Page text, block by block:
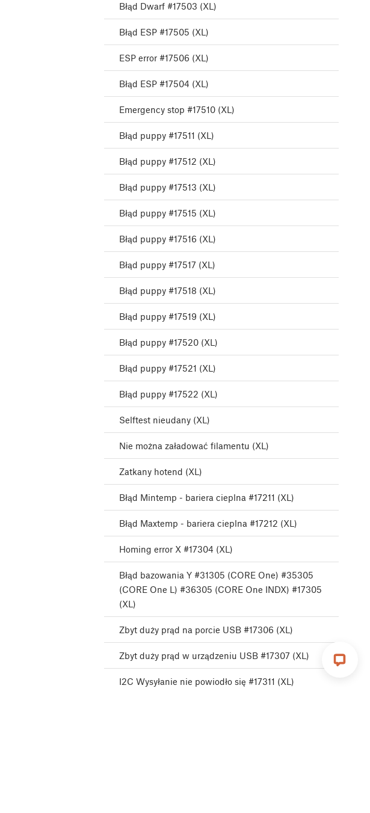
Błąd Dwarf #17503 (XL)
Błąd ESP #17505 (XL)
ESP error #17506 (XL)
Błąd ESP #17504 (XL)
Emergency stop #17510 (XL)
Błąd puppy #17511 (XL)
Błąd puppy #17512 (XL)
Błąd puppy #17513 (XL)
Błąd puppy #17515 (XL)
Błąd puppy #17516 (XL)
Błąd puppy #17517 (XL)
Błąd puppy #17518 (XL)
Błąd puppy #17519 (XL)
Błąd puppy #17520 (XL)
Błąd puppy #17521 (XL)
Błąd puppy #17522 (XL)
Selftest nieudany (XL)
Nie można załadować filamentu (XL)
Zatkany hotend (XL)
Błąd Mintemp - bariera cieplna #17211 (XL)
Błąd Maxtemp - bariera cieplna #17212 (XL)
Homing error X #17304 (XL)
Błąd bazowania Y #31305 (CORE One) #35305
(CORE One L) #36305 (CORE One INDX) #17305
(XL)
Zbyt duży prąd na porcie USB #17306 (XL)
Zbyt duży prąd w urządzeniu USB #17307 (XL)
I2C Wysyłanie nie powiodło się #17311 (XL)